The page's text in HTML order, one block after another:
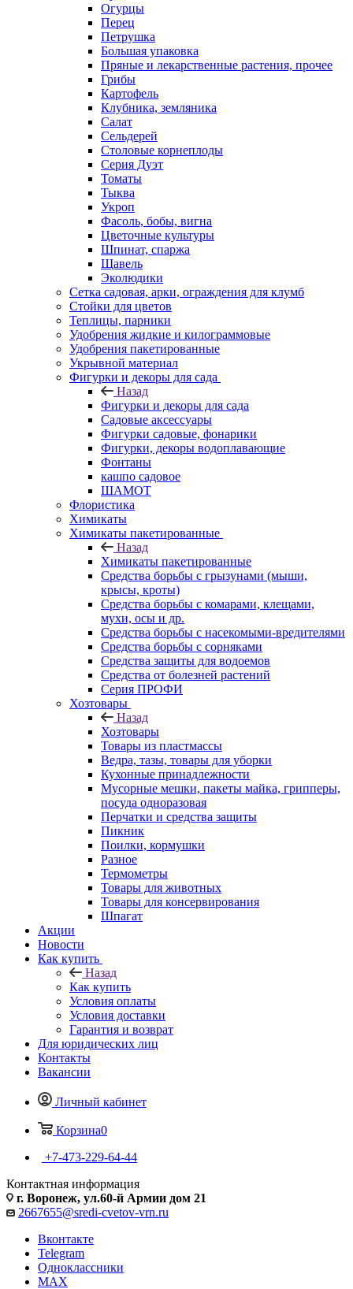
Огурцы
Перец
Петрушка
Большая упаковка
Пряные и лекарственные растения, прочее
Грибы
Картофель
Клубника, земляника
Салат
Сельдерей
Столовые корнеплоды
Серия Дуэт
Томаты
Тыква
Укроп
Фасоль, бобы, вигна
Цветочные культуры
Шпинат, спаржа
Щавель
Эколюдики
Сетка садовая, арки, ограждения для клумб
Стойки для цветов
Теплицы, парники
Удобрения жидкие и килограммовые
Удобрения пакетированные
Укрывной материал
Фигурки и декоры для сада
Назад
Фигурки и декоры для сада
Садовые аксессуары
Фигурки садовые, фонарики
Фигурки, декоры водоплавающие
Фонтаны
кашпо садовое
ШАМОТ
Флористика
Химикаты
Химикаты пакетированные
Назад
Химикаты пакетированные
Средства борьбы с грызунами (мыши,
крысы, кроты)
Средства борьбы с комарами, клещами,
мухи, осы и др.
Средства борьбы с насекомыми-вредителями
Средства борьбы с сорняками
Средства защиты для водоемов
Средства от болезней растений
Серия ПРОФИ
Хозтовары
Назад
Хозтовары
Товары из пластмассы
Ведра, тазы, товары для уборки
Кухонные принадлежности
Мусорные мешки, пакеты майка, грипперы,
посуда одноразовая
Перчатки и средства защиты
Пикник
Поилки, кормушки
Разное
Термометры
Товары для животных
Товары для консервирования
Шпагат
Акции
Новости
Как купить
Назад
Как купить
Условия оплаты
Условия доставки
Гарантия и возврат
Для юридических лиц
Контакты
Вакансии
Личный кабинет
Корзина0
+7-473-229-64-44
Контактная информация
г. Воронеж, ул.60-й Армии дом 21
2667655@sredi-cvetov-vrn.ru
Вконтакте
Telegram
Одноклассники
MAX